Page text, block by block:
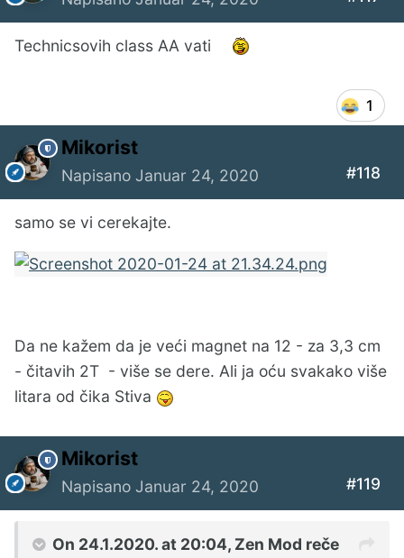
Technicsovih class AA vati
1
Mikorist
Napisano Januar 24, 2020 #118
samo se vi cerekajte.
Da ne kažem da je veći magnet na 12 - za 3,3 cm
- čitavih 2T - više se dere. Ali ja oću svakako više
litara od čika Stiva
Mikorist
Napisano Januar 24, 2020 #119
On 24.1.2020. at 20:04, Zen Mod reče